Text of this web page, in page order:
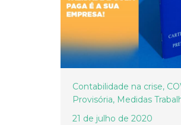
Contabilidade na crise,
Provisória, Medidas
21 de julho de 2020